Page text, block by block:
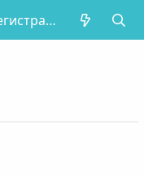
Регистрация